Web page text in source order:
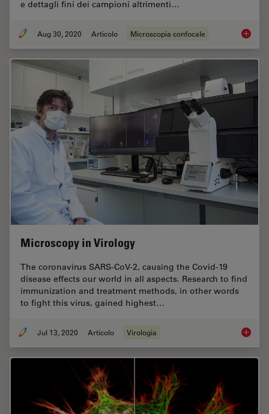
e dettagli fini dei campioni altrimenti…
Aug 30, 2020 Articolo Microscopia confocale Utilizza
Microscopy in Virology
The coronavirus SARS-CoV-2, causing the Covid-19
disease effects our world in all aspects. Research to find
immunization and treatment methods, in other words
to fight this virus, gained highest…
Jul 13, 2020 Articolo Virologia